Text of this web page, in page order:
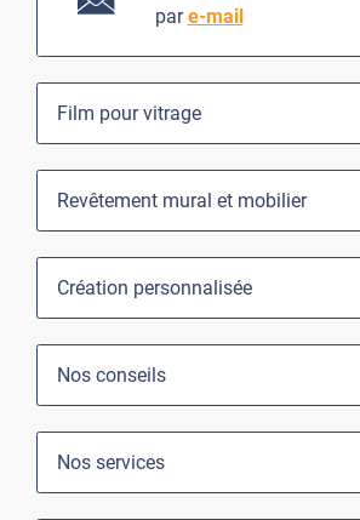
pare-mail
Film pour vitrage
Revêtement mural et mobilier
Création personnalisée
Nos conseils
Nos services